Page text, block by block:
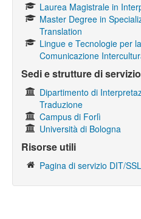
Laurea Magistrale in
Master Degree in
Translation
Lingue e Tecnologie per la
Comunicazione
Sedi e strutture di servizio
Dipartimento di
Traduzione
Campus di Forlì
Università di Bologna
Risorse utili
Pagina di servizio DIT/